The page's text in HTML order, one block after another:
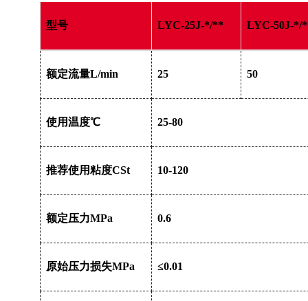
型号 LYC-25J-*/** LYC-50J-*/
额定流量L/min 25 50
使用温度℃ 25-80
推荐使用粘度CSt 10-120
额定压力MPa 0.6
原始压力损失MPa ≤0.01